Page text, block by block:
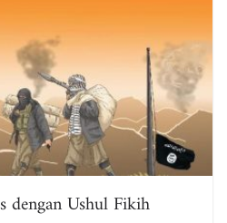
dengan Ushul Fikih